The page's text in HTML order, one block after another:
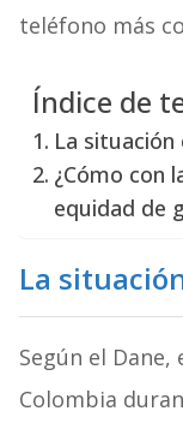
teléfono más
Índice de
La situación
¿Cómo con
equidad de
La
Según el
Colombia